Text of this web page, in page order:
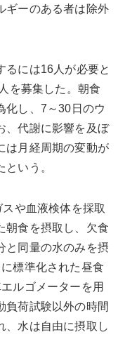
ギーのある者は除外
るには16人が必要と
を募集した。朝食
化し、7～30日のウ
、代謝に影響を及ぼ
は月経周期の変動が
いう。
や血液検体を採取
朝食を摂取し、欠食
と同量の水のみを摂
標準化された昼食
ルゴメーターを用
負荷試験以外の時間
、水は自由に摂取し